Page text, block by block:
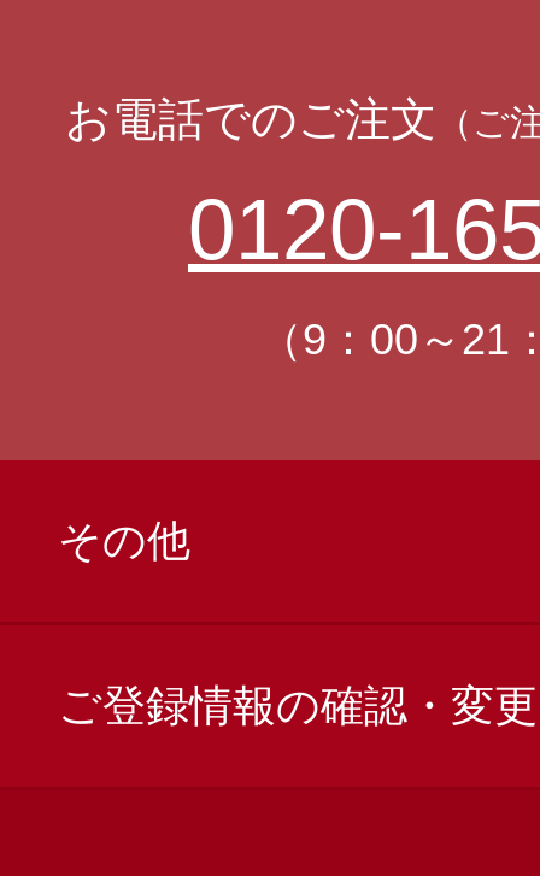
お電話でのご注文 （ご
0120-
（9：00～21
その他
ご登録情報の確認・変更